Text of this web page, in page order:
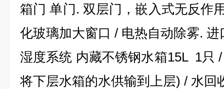
箱门 单门. 双层门，嵌入式无反作
化玻璃加大窗口 / 电热自动除雾. 进
湿度系统 内藏不锈钢水箱15L 1只
将下层水箱的水供输到上层) / 水回